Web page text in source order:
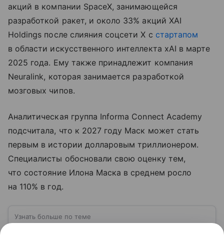
акций в компании SpaceX, занимающейся
разработкой ракет, и около 33% акций XAI
Holdings после слияния соцсети X с стартапом
в области искусственного интеллекта xAI в марте
2025 года. Ему также принадлежит компания
Neuralink, которая занимается разработкой
мозговых чипов.
Аналитическая группа Informa Connect Academy
подсчитала, что к 2027 году Маск может стать
первым в истории долларовым триллионером.
Специалисты обосновали свою оценку тем,
что состояние Илона Маска в среднем росло
на 110% в год.
Узнать больше по теме